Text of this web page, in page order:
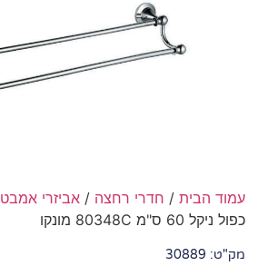
/אביזרי אמבטיה /מתלים/ מוט